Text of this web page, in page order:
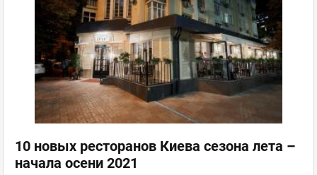
10 новых ресторанов Киева сезона лета –
начала осени 2021